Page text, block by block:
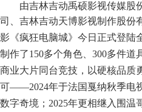
由吉林吉动禹硕影视传媒股
司、吉林吉动天博影视制作股份
影《疯狂电脑城》今日正式登陆
制作了150多个角色、300多件道
商业大片同台竞技， 以硬核品质
可——2024年于法国戛纳秋季电
数字奇境；2025年更相继入围